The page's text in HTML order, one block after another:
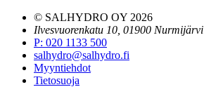
© SALHYDRO OY 2026
Ilvesvuorenkatu 10, 01900 Nurmijärvi
P: 020 1133 500
salhydro@salhydro.fi
Myyntiehdot
Tietosuoja